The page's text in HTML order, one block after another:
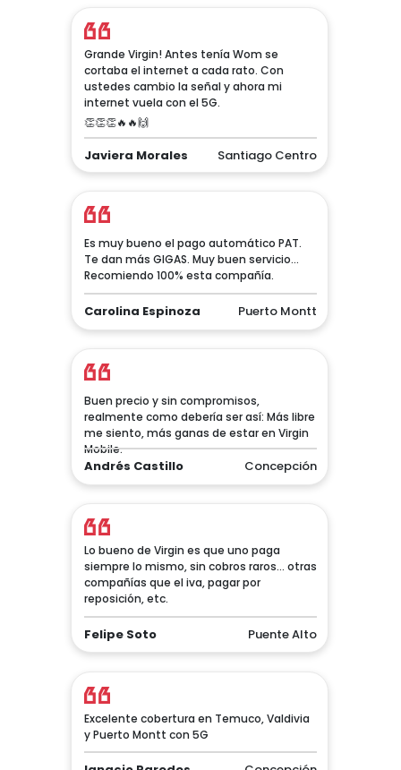
Buen precio y sin compromisos,
realmente como debería ser así: Más libre
me siento, más ganas de estar en Virgin
Mobile.
Andrés Castillo Concepción
Es muy bueno el pago automático PAT.
Te dan más GIGAS. Muy buen servicio...
Recomiendo 100% esta compañía.
Carolina Espinoza Puerto Montt
Grande Virgin! Antes tenía Wom se
cortaba el internet a cada rato. Con
ustedes cambio la señal y ahora mi
internet vuela con el 5G.
Javiera Morales Santiago Centro
👏👏👏🔥🔥🙌
Lo bueno de Virgin es que uno paga
siempre lo mismo, sin cobros raros... otras
compañías que el iva, pagar por
reposición, etc.
Felipe Soto Puente Alto
Excelente cobertura en Temuco, Valdivia
y Puerto Montt con 5G